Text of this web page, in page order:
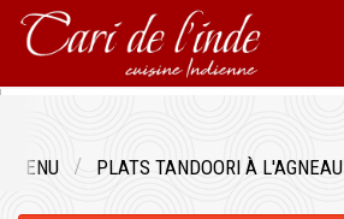
MENU PLATS TANDOORI À L'AGNEAU